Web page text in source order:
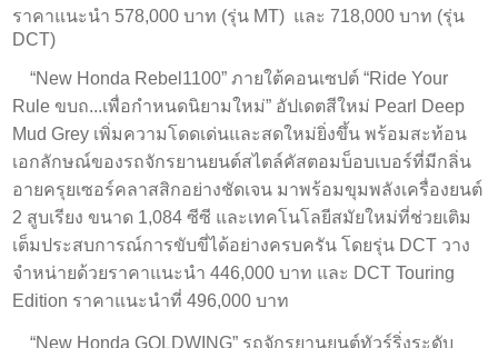
ราคาแนะนำ 578,000 บาท (รุ่น MT) และ 718,000 บาท (รุ่น
DCT)
“New Honda Rebel1100” ภายใต้คอนเซปต์ “Ride Your
Rule ขบถ...เพื่อกำหนดนิยามใหม่” อัปเดตสีใหม่ Pearl Deep
Mud Grey เพิ่มความโดดเด่นและสดใหม่ยิ่งขึ้น พร้อมสะท้อน
เอกลักษณ์ของรถจักรยานยนต์สไตล์คัสตอมบ็อบเบอร์ที่มีกลิ่น
อายครุยเซอร์คลาสสิกอย่างชัดเจน มาพร้อมขุมพลังเครื่องยนต์
2 สูบเรียง ขนาด 1,084 ซีซี และเทคโนโลยีสมัยใหม่ที่ช่วยเติม
เต็มประสบการณ์การขับขี่ได้อย่างครบครัน โดยรุ่น DCT วาง
จำหน่ายด้วยราคาแนะนำ 446,000 บาท และ DCT Touring
Edition ราคาแนะนำที่ 496,000 บาท
“New Honda GOLDWING” รถจักรยานยนต์ทัวร์ริ่งระดับ